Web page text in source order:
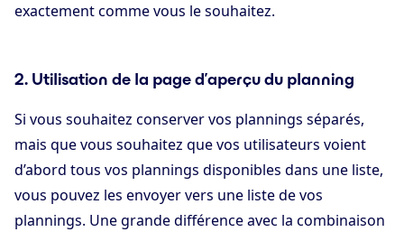
exactement comme vous le souhaitez.
2. Utilisation de la page d’aperçu du planning
Si vous souhaitez conserver vos plannings séparés,
mais que vous souhaitez que vos utilisateurs voient
d’abord tous vos plannings disponibles dans une liste,
vous pouvez les envoyer vers une liste de vos
plannings. Une grande différence avec la combinaison